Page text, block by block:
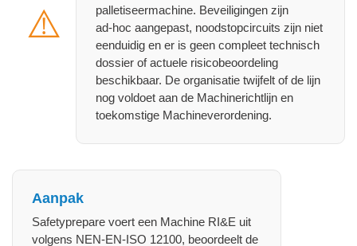
⚠️
palletiseermachine. Beveiligingen zijn
ad‑hoc aangepast, noodstopcircuits zijn niet
eenduidig en er is geen compleet technisch
dossier of actuele risicobeoordeling
beschikbaar. De organisatie twijfelt of de lijn
nog voldoet aan de Machinerichtlijn en
toekomstige Machineverordening.
Aanpak
Safetyprepare voert een Machine RI&E uit
volgens NEN‑EN‑ISO 12100, beoordeelt de